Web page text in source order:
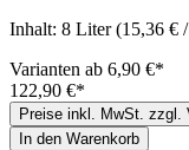
Inhalt: 8 Liter(15,36 €
Varianten ab 6,90 €*
122,90 €*
Preise inkl. MwSt. zzgl.
In den Warenkorb